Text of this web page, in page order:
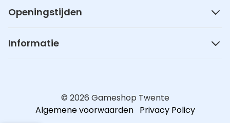
Openingstijden
Informatie
© 2026 Gameshop Twente
Algemene voorwaarden Privacy Policy